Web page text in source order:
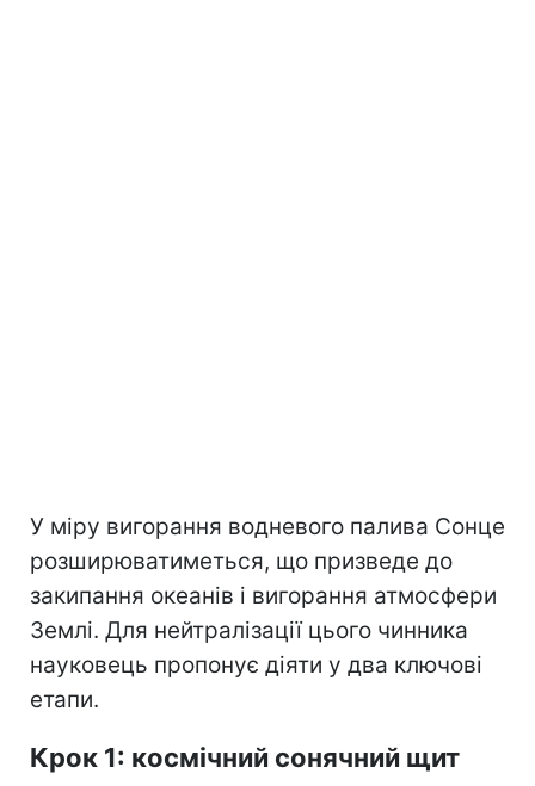
У міру вигорання водневого палива Сонце
розширюватиметься, що призведе до
закипання океанів і вигорання атмосфери
Землі. Для нейтралізації цього чинника
науковець пропонує діяти у два ключові
етапи.
Крок 1: космічний сонячний щит